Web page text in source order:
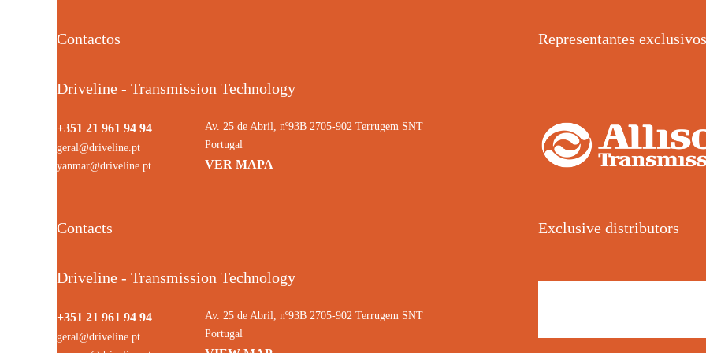
Contactos
Driveline - Transmission Technology
+351 21 961 94 94
geral@driveline.pt
yanmar@driveline.pt
Av. 25 de Abril, nº93B 2705-902 Terrugem SNT
Portugal
VER MAPA
Representantes exclusivos
Contacts
Driveline - Transmission Technology
+351 21 961 94 94
geral@driveline.pt
Av. 25 de Abril, nº93B 2705-902 Terrugem SNT
Portugal
Exclusive distributors